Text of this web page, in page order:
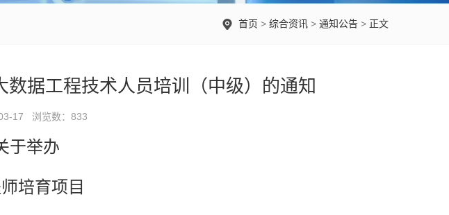
首页 > 综合资讯 > 通知公告 > 正文
据工程技术人员培训（中级）的通知
17 浏览数： 833
于举办
培育项目